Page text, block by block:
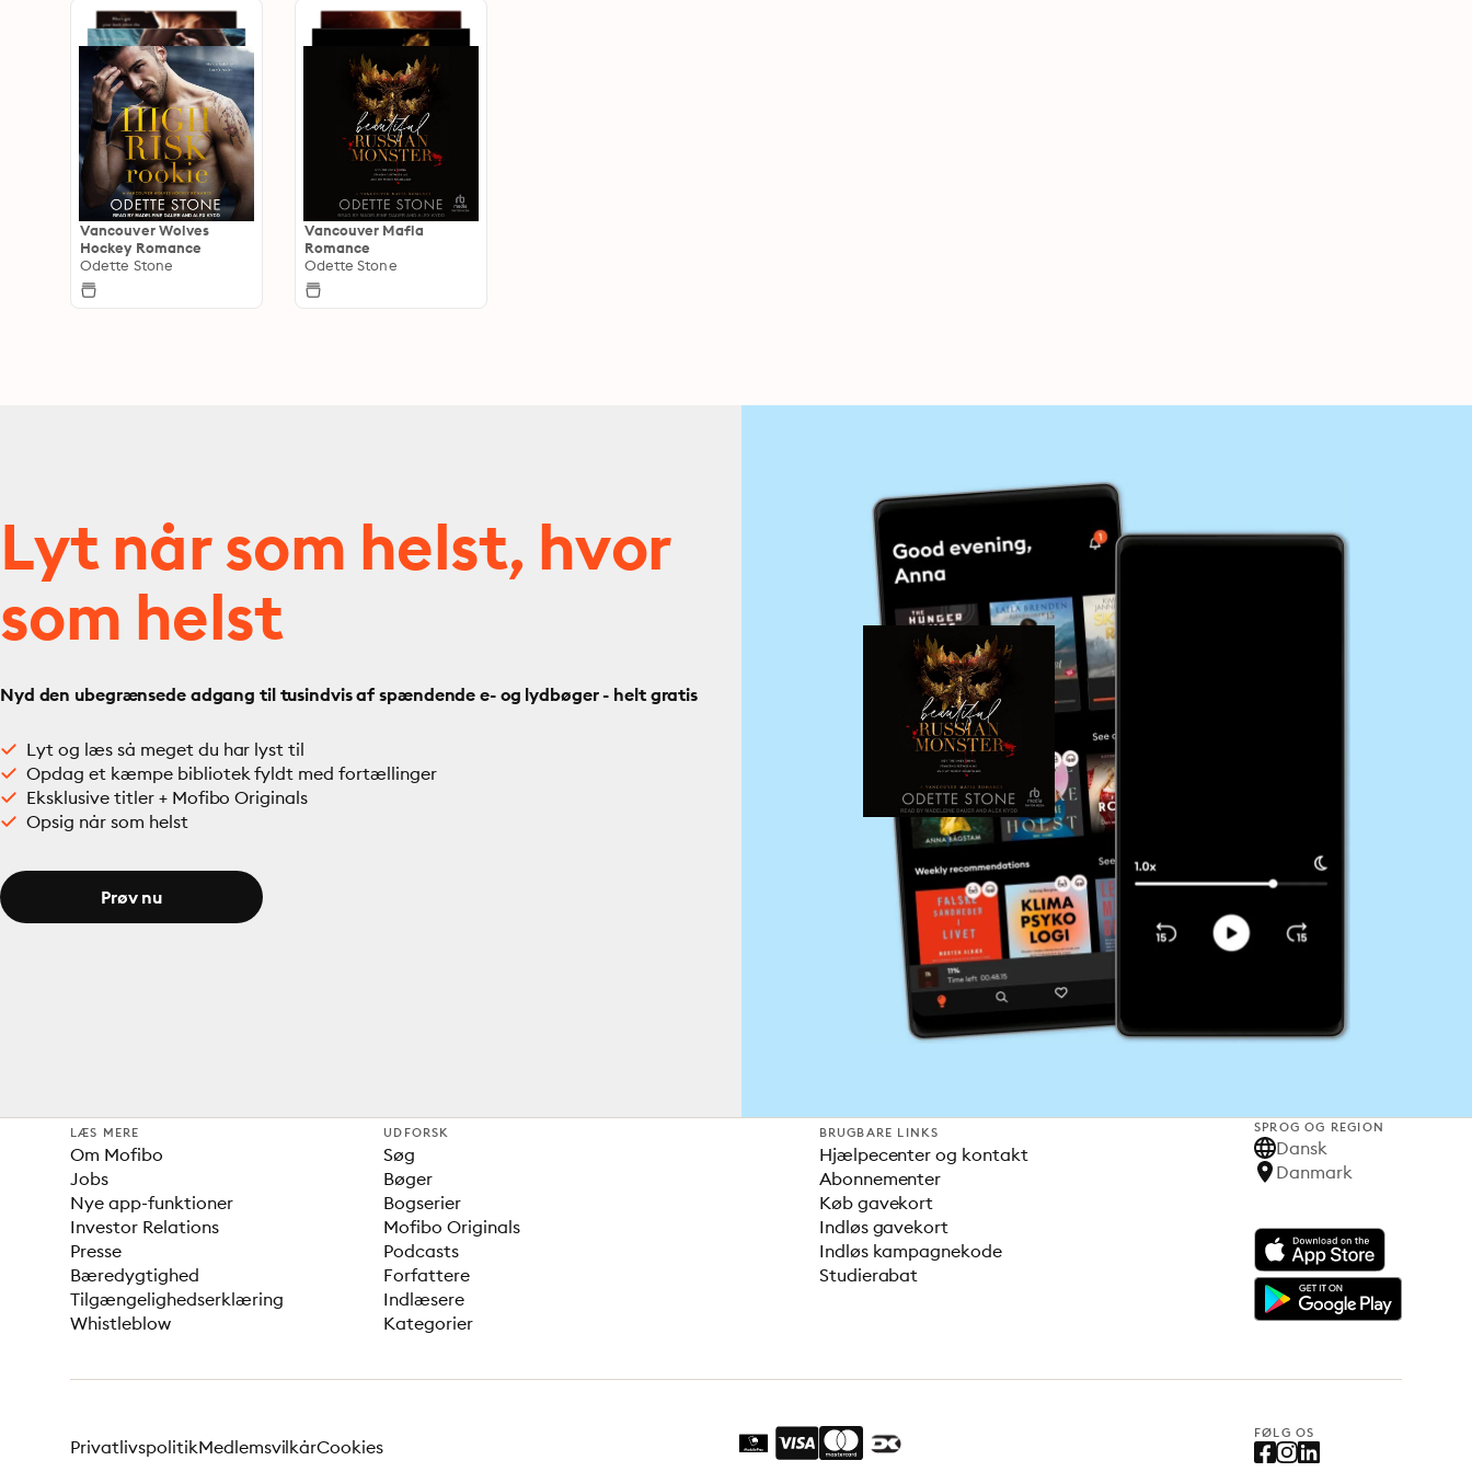
Vancouver Wolves
Hockey Romance
Odette Stone
Vancouver Mafia
Romance
Odette Stone
Lyt når som helst, hvor
som helst
Nyd den ubegrænsede adgang til tusindvis af spændende e- og lydbøger - helt gratis
Lyt og læs så meget du har lyst til
Opdag et kæmpe bibliotek fyldt med fortællinger
Eksklusive titler + Mofibo Originals
Opsig når som helst
Prøv nu
LÆS MERE
Om Mofibo
Jobs
Nye app-funktioner
Investor Relations
Presse
Bæredygtighed
Tilgængelighedserklæring
Whistleblow
UDFORSK
Søg
Bøger
Bogserier
Mofibo Originals
Podcasts
Forfattere
Indlæsere
Kategorier
BRUGBARE LINKS
Hjælpecenter og kontakt
Abonnementer
Køb gavekort
Indløs gavekort
Indløs kampagnekode
Studierabat
SPROG OG REGION
Dansk
Danmark
FØLG OS
PrivatlivspolitikMedlemsvilkårCookies